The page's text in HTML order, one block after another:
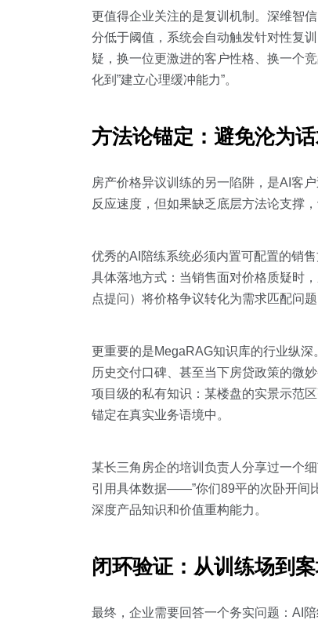
更值得企业关注的是复训机制。深维智
分低于阈值，系统会自动触发针对性复
疑，换一位更激进的客户性格、换一个
化到”建立心理缓冲能力”。
方法论锚定：避免沦为
房产价格异议训练的另一陷阱，是AI客
反应速度，但如果缺乏底层方法论支撑
优秀的AI陪练系统必须内置可配置的销
具体落地方式：当销售面对价格质疑时
点提问）将价格争议转化为需求匹配问
更重要的是MegaRAG知识库的行业纵
历史交付口碑、甚至当下房贷政策的微
项目级的私有知识：某楼盘的实景示范
锚定在真实业务语境中。
某长三角房企的培训负责人分享过一个
引用具体数据——”你们89平的次卧开间
深度产品知识和价值重构能力。
闭环验证：从训练场到
最终，企业需要回答一个务实问题：AI